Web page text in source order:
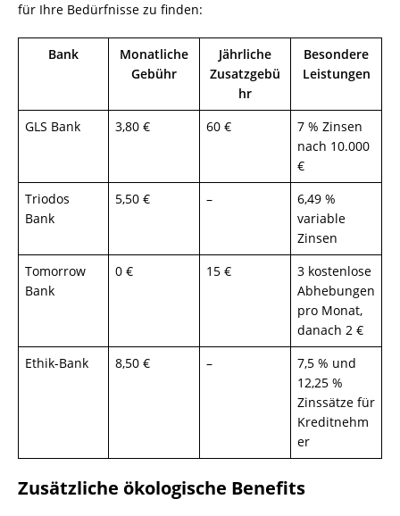
für Ihre Bedürfnisse zu finden:
Bank
Monatliche
Gebühr
Jährliche
Zusatzgebü
hr
Besondere
Leistungen
GLS Bank 3,80 € 60 €
7 % Zinsen
nach 10.000
€
Triodos
Bank
5,50 € –
6,49 %
variable
Zinsen
Tomorrow
Bank
0 € 15 €
3 kostenlose
Abhebungen
pro Monat,
danach 2 €
Ethik-Bank
8,50 € –
7,5 % und
12,25 %
Zinssätze für
Kreditnehm
er
Zusätzliche ökologische Benefits